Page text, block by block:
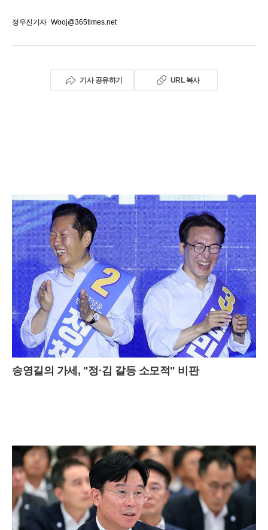
정우진기자 Wooj@365times.net
기사 공유하기 URL 복사
송영길의 가세, "정·김 갈등 소모적" 비판